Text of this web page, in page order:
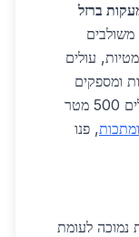
ברזל
אוטומטיות, עולים
ומספקים
פרטיות. בשכונות חדשות, פרויקטים כוללים 500 מטר
, פנו
נמוכה לעומת